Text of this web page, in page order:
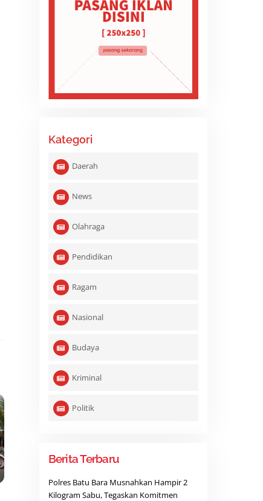
Kategori
Daerah
News
Olahraga
Pendidikan
Ragam
Nasional
Budaya
Kriminal
Politik
Berita Terbaru
Polres Batu Bara Musnahkan Hampir 2
Kilogram Sabu, Tegaskan Komitmen